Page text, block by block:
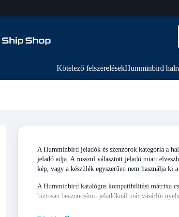
Kötelező felszerelésekHumminbird
A Humminbird jeladók és szenzorok kategória a
jeladó adja. A rosszul választott jeladó miatt
kép, vagy a készülék egyszerűen nem használja ki a
A Humminbird katalógus kompatibilitási mátrixa
biztosan beazonosított jeladóknál már vásárlói